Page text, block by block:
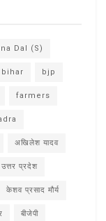
Dal (S)
bihar bjp
farmers
अखिलेश यादव
उत्तर प्रदेश
केशव प्रसाद मौर्य
बीजेपी